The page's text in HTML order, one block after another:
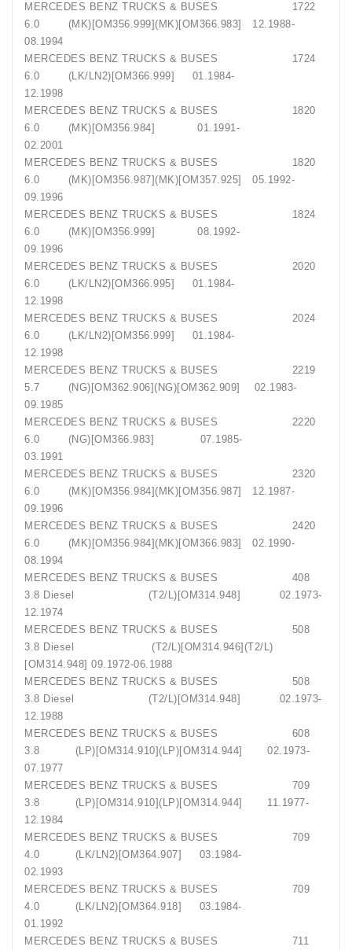
MERCEDES BENZ TRUCKS & BUSES 1722
6.0 (MK)[OM356.999](MK)[OM366.983] 12.1988-
08.1994
MERCEDES BENZ TRUCKS & BUSES 1724
6.0 (LK/LN2)[OM366.999] 01.1984-
12.1998
MERCEDES BENZ TRUCKS & BUSES 1820
6.0 (MK)[OM356.984] 01.1991-
02.2001
MERCEDES BENZ TRUCKS & BUSES 1820
6.0 (MK)[OM356.987](MK)[OM357.925] 05.1992-
09.1996
MERCEDES BENZ TRUCKS & BUSES 1824
6.0 (MK)[OM356.999] 08.1992-
09.1996
MERCEDES BENZ TRUCKS & BUSES 2020
6.0 (LK/LN2)[OM366.995] 01.1984-
12.1998
MERCEDES BENZ TRUCKS & BUSES 2024
6.0 (LK/LN2)[OM356.999] 01.1984-
12.1998
MERCEDES BENZ TRUCKS & BUSES 2219
5.7 (NG)[OM362.906](NG)[OM362.909] 02.1983-
09.1985
MERCEDES BENZ TRUCKS & BUSES 2220
6.0 (NG)[OM366.983] 07.1985-
03.1991
MERCEDES BENZ TRUCKS & BUSES 2320
6.0 (MK)[OM356.984](MK)[OM356.987] 12.1987-
09.1996
MERCEDES BENZ TRUCKS & BUSES 2420
6.0 (MK)[OM356.984](MK)[OM366.983] 02.1990-
08.1994
MERCEDES BENZ TRUCKS & BUSES 408
3.8 Diesel (T2/L)[OM314.948] 02.1973-
12.1974
MERCEDES BENZ TRUCKS & BUSES 508
3.8 Diesel (T2/L)[OM314.946](T2/L)
[OM314.948] 09.1972-06.1988
MERCEDES BENZ TRUCKS & BUSES 508
3.8 Diesel (T2/L)[OM314.948] 02.1973-
12.1988
MERCEDES BENZ TRUCKS & BUSES 608
3.8 (LP)[OM314.910](LP)[OM314.944] 02.1973-
07.1977
MERCEDES BENZ TRUCKS & BUSES 709
3.8 (LP)[OM314.910](LP)[OM314.944] 11.1977-
12.1984
MERCEDES BENZ TRUCKS & BUSES 709
4.0 (LK/LN2)[OM364.907] 03.1984-
02.1993
MERCEDES BENZ TRUCKS & BUSES 709
4.0 (LK/LN2)[OM364.918] 03.1984-
01.1992
MERCEDES BENZ TRUCKS & BUSES 711